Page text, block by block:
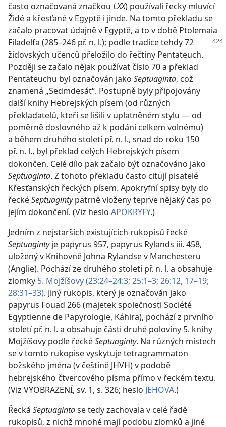
často označovaná značkou LXX) používali řecky mluvící
Židé a křesťané v Egyptě i jinde. Na tomto překladu se
začalo pracovat údajně v Egyptě, a to v době Ptolemaia
Filadelfa (285–246 př. n. l.); podle tradice tehdy 72
židovských učenců přeložilo do řečtiny Pentateuch.
Později se začalo nějak používat číslo 70 a překlad
Pentateuchu byl označován jako Septuaginta, což
znamená „Sedmdesát“. Postupně byly připojovány
další knihy Hebrejských písem (od různých
překladatelů, kteří se lišili v uplatněném stylu — od
poměrně doslovného až k podání celkem volnému)
a během druhého století př. n. l., snad do roku 150
př. n. l., byl překlad celých Hebrejských písem
dokončen. Celé dílo pak začalo být označováno jako
Septuaginta. Z tohoto překladu často citují pisatelé
Křesťanských řeckých písem. Apokryfní spisy byly do
řeckéSeptuagintypatrně vloženy teprve nějaký čas po
jejím dokončení. (Viz heslo APOKRYFY.)
Jedním z nejstarších existujících rukopisů řecké
Septuagintyje papyrus 957, papyrus Rylands iii. 458,
uložený v Knihovně Johna Rylandse v Manchesteru
(Anglie). Pochází ze druhého století př. n. l. a obsahuje
zlomky 5. Mojžíšovy (23:24–24:3; 25:1–3; 26:12, 17–19;
28:31–33). Jiný rukopis, který je označován jako
papyrus Fouad 266 (majetek společnosti Société
Egyptienne de Papyrologie, Káhira), pochází z prvního
století př. n. l. a obsahuje části druhé poloviny 5. knihy
Mojžíšovy podle řeckéSeptuaginty. Na různých místech
se v tomto rukopise vyskytuje tetragrammaton
božského jména (v češtině JHVH) v podobě
hebrejského čtvercového písma přímo v řeckém textu.
(Viz VYOBRAZENÍ, sv. 1, s. 326; heslo JEHOVA.)
Řecká Septuagintase tedy zachovala v celé řadě
rukopisů, z nichž mnohé mají podobu zlomků a jiné